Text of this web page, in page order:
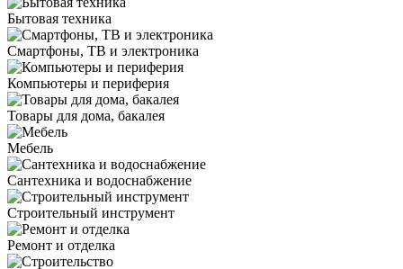
Бытовая техника
Смартфоны, ТВ и электроника
Компьютеры и периферия
Товары для дома, бакалея
Мебель
Сантехника и водоснабжение
Строительный инструмент
Ремонт и отделка